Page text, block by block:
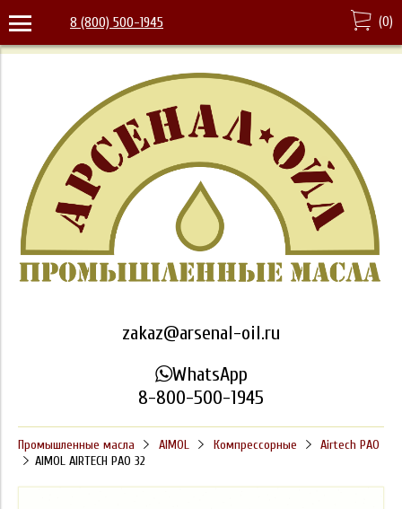
8 (800) 500-1945 (0)
zakaz@arsenal-oil.ru
WhatsApp
8-800-500-1945
Промышленные масла AIMOL Компрессорные
Airtech PAO
AIMOL AIRTECH PAO 32